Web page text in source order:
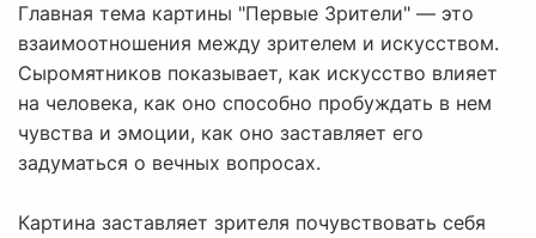
Главная тема картины "Первые Зрители" — это
взаимоотношения между зрителем и искусством.
Сыромятников показывает, как искусство влияет
на человека, как оно способно пробуждать в нем
чувства и эмоции, как оно заставляет его
задуматься о вечных вопросах.
Картина заставляет зрителя почувствовать себя